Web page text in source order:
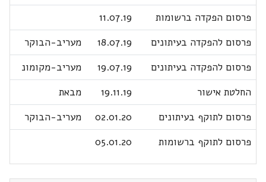
פרסום הפקדה ברשומות
11.07.19
פרסום להפקדה בעיתונים
18.07.19
מעריב-הבוקר
פרסום להפקדה בעיתונים
19.07.19
מעריב-מקומונ
החלטת אישור
19.11.19
מבאת
פרסום לתוקף בעיתונים
02.01.20
מעריב-הבוקר
פרסום לתוקף ברשומות
05.01.20